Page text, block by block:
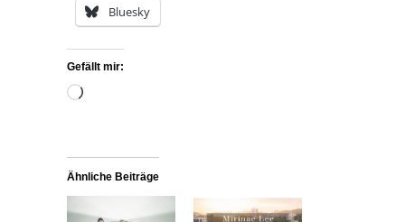
Bluesky
Gefällt mir:
Wird
Ähnliche Beiträge